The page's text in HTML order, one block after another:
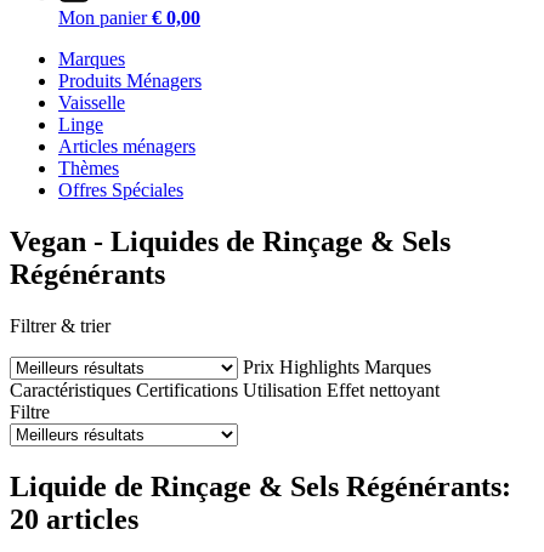
Mon panier € 0,00
Marques
Produits Ménagers
Vaisselle
Linge
Articles ménagers
Thèmes
Offres Spéciales
Vegan - Liquides de Rinçage & Sels
Régénérants
Filtrer & trier
Prix Highlights Marques
Caractéristiques Certifications Utilisation Effet nettoyant
Filtre
Liquide de Rinçage & Sels Régénérants:
20 articles